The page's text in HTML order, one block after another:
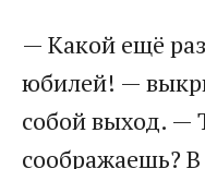
— Какой ещё
юбилей! —
собой выход. —
соображаешь? В